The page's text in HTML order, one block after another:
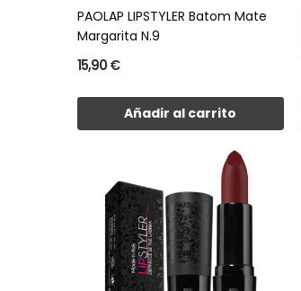
PAOLAP LIPSTYLER Batom Mate
Margarita N.9
15,90 €
Añadir al carrito